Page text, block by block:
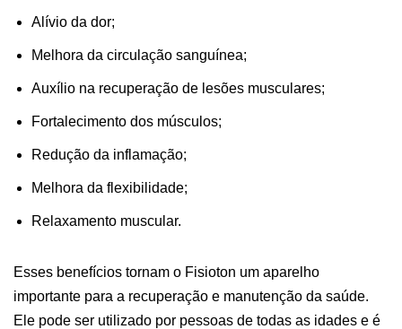
Alívio da dor;
Melhora da circulação sanguínea;
Auxílio na recuperação de lesões musculares;
Fortalecimento dos músculos;
Redução da inflamação;
Melhora da flexibilidade;
Relaxamento muscular.
Esses benefícios tornam o Fisioton um aparelho
importante para a recuperação e manutenção da saúde.
Ele pode ser utilizado por pessoas de todas as idades e é